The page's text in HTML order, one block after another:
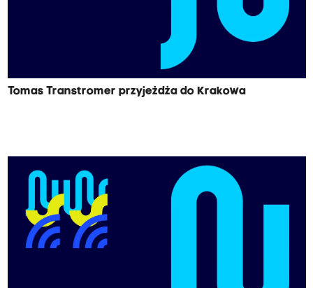
Tomas Transtromer przyjeżdża do Krakowa